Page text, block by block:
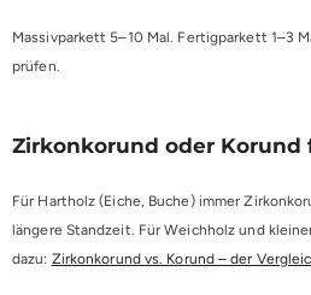
Massivparkett 5–10 Mal. Fertigparkett 1–3
prüfen.
Zirkonkorund oder Korund
Für Hartholz (Eiche, Buche) immer
längere Standzeit. Für Weichholz und
dazu: Zirkonkorund vs. Korund – der